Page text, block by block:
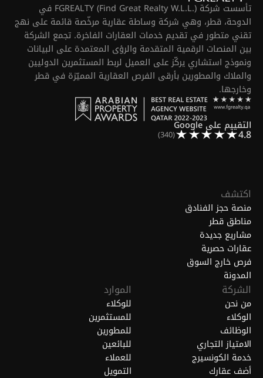
تأسست شركة FGREALTY (Find Great Realty W.L.L.) في
الدوحة، قطر، وهي شركة وساطة عقارية مرخّصة قائمة على نهج
تقني متطور في تقديم خدمات العقارات الفاخرة. تجمع الشركة
بين المنصات الرقمية المتقدمة والرؤى المعتمدة على البيانات
ونموذج استشاري يركّز على العميل لربط المستثمرين الدوليين
والملاك والمطورين بأرقى الفرص العقارية المميّزة في قطر
وخارجها.
التقييم على Google
4.8
(340)
اكتشف
منصة حجز الفنادق
مناطق قطر
مشاريع جديدة
عقارات حصرية
فرص خارج السوق
المدونة
الشركة
من نحن
الوكلاء
الوظائف
الامتياز التجاري
خدمة الكونسيرج
أضف عقارك
الموارد
للوكلاء
للمستثمرين
للمطورين
للبائعين
للعملاء
التمويل